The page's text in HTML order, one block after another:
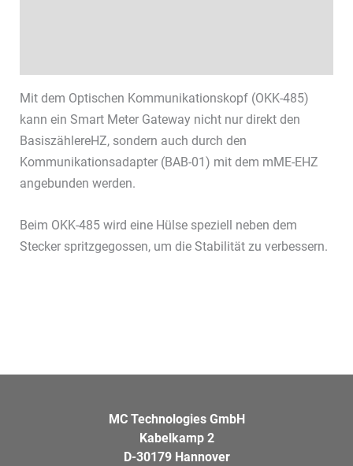
Mit dem Optischen Kommunikationskopf (OKK-485)
kann ein Smart Meter Gateway nicht nur direkt den
BasiszählereHZ, sondern auch durch den
Kommunikationsadapter (BAB-01) mit dem mME-EHZ
angebunden werden.
Beim OKK-485 wird eine Hülse speziell neben dem
Stecker spritzgegossen, um die Stabilität zu verbessern.
MC Technologies GmbH
Kabelkamp 2
D-30179 Hannover